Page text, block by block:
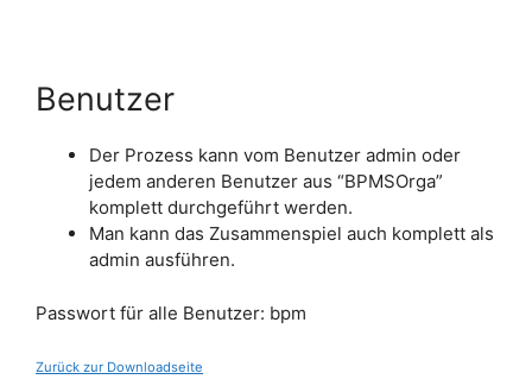
Benutzer
Der Prozess kann vom Benutzer admin oder
jedem anderen Benutzer aus “BPMSOrga”
komplett durchgeführt werden.
Man kann das Zusammenspiel auch komplett als
admin ausführen.
Passwort für alle Benutzer: bpm
Zurück zur Downloadseite